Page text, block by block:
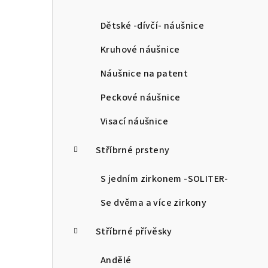
Dětské -dívčí- náušnice
Kruhové náušnice
Náušnice na patent
Peckové náušnice
Visací náušnice
Stříbrné prsteny
S jedním zirkonem -SOLITER-
Se dvěma a více zirkony
Stříbrné přívěsky
Andělé